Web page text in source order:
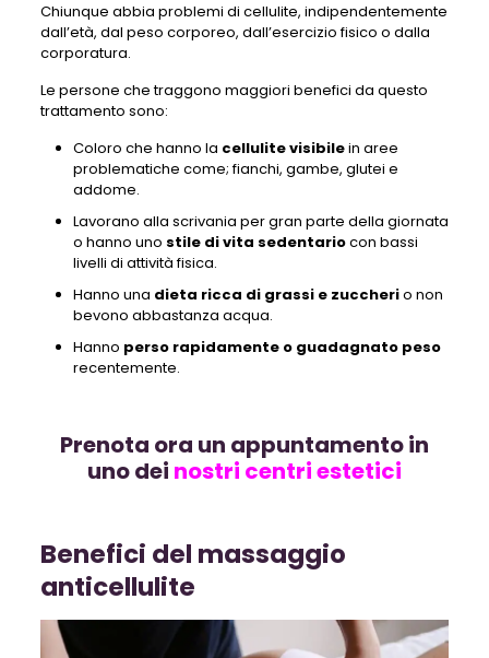
Chiunque abbia problemi di cellulite, indipendentemente
dall’età, dal peso corporeo, dall’esercizio fisico o dalla
corporatura.
Le persone che traggono maggiori benefici da questo
trattamento sono:
Coloro che hanno la cellulite visibilein aree
problematiche come; fianchi, gambe, glutei e
addome.
Lavorano alla scrivania per gran parte della giornata
o hanno uno stile di vita sedentariocon bassi
livelli di attività fisica.
Hanno una dieta ricca di grassi e zuccherio non
bevono abbastanza acqua.
Hanno perso rapidamente o guadagnato peso
recentemente.
Prenota ora un appuntamento in
uno dei nostri centri estetici
Benefici del massaggio
anticellulite